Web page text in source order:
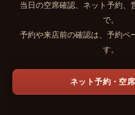
当日の空席確認、ネット予約、
で。
予約や来店前の確認は、予約ペ
す。
ネット予約・空